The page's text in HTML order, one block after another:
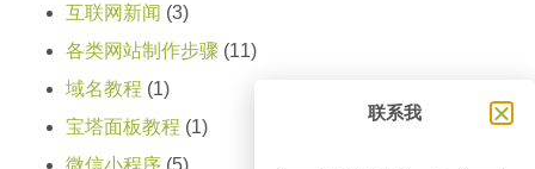
互联网新闻 (3)
各类网站制作步骤 (11)
域名教程 (1)
宝塔面板教程 (1)
微信小程序 (5)
联系我